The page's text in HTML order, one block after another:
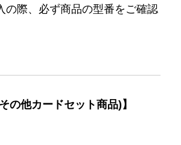
の際、必ず商品の型番をご確認
の他カードセット商品)】